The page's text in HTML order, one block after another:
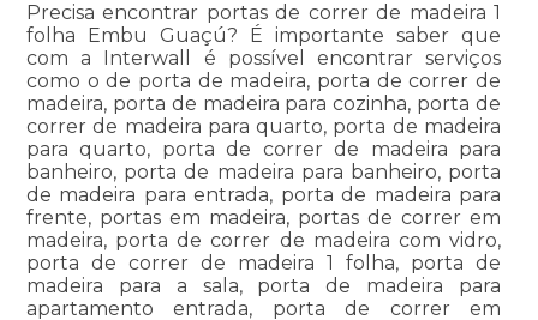
Precisa encontrar portas de correr de madeira 1
folha Embu Guaçú? É importante saber que
com a Interwall é possível encontrar serviços
como o de porta de madeira, porta de correr de
madeira, porta de madeira para cozinha, porta de
correr de madeira para quarto, porta de madeira
para quarto, porta de correr de madeira para
banheiro, porta de madeira para banheiro, porta
de madeira para entrada, porta de madeira para
frente, portas em madeira, portas de correr em
madeira, porta de correr de madeira com vidro,
porta de correr de madeira 1 folha, porta de
madeira para a sala, porta de madeira para
apartamento entrada, porta de correr em